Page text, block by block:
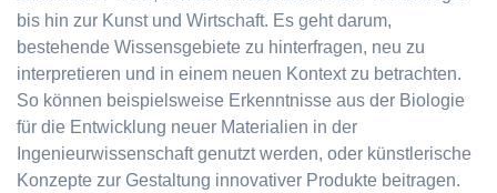
bis hin zur Kunst und Wirtschaft. Es geht darum,
bestehende Wissensgebiete zu hinterfragen, neu zu
interpretieren und in einem neuen Kontext zu betrachten.
So können beispielsweise Erkenntnisse aus der Biologie
für die Entwicklung neuer Materialien in der
Ingenieurwissenschaft genutzt werden, oder künstlerische
Konzepte zur Gestaltung innovativer Produkte beitragen.